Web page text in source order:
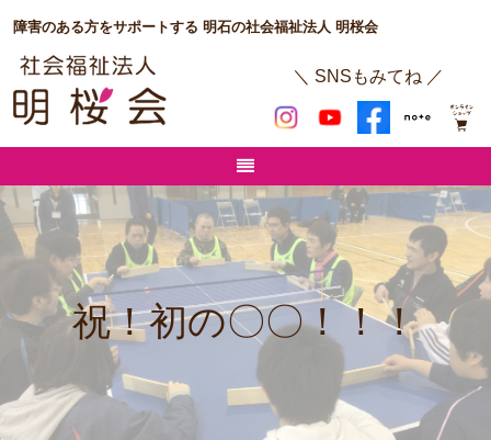
障害のある方をサポートする 明石の社会福祉法人 明桜会
＼ SNSもみてね ／
祝！初の〇〇！！！